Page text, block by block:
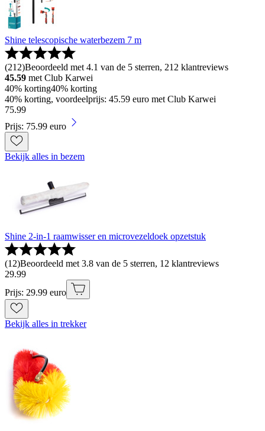
Shine telescopische waterbezem 7 m
(212)Beoordeeld met 4.1 van de 5 sterren, 212 klantreviews
45.59 met Club Karwei
40% korting40% korting
40% korting, voordeelprijs: 45.59 euro met Club Karwei
75.99
Prijs: 75.99 euro
Bekijk alles in bezem
Shine 2-in-1 raamwisser en microvezeldoek opzetstuk
(12)Beoordeeld met 3.8 van de 5 sterren, 12 klantreviews
29.99
Prijs: 29.99 euro
Bekijk alles in trekker